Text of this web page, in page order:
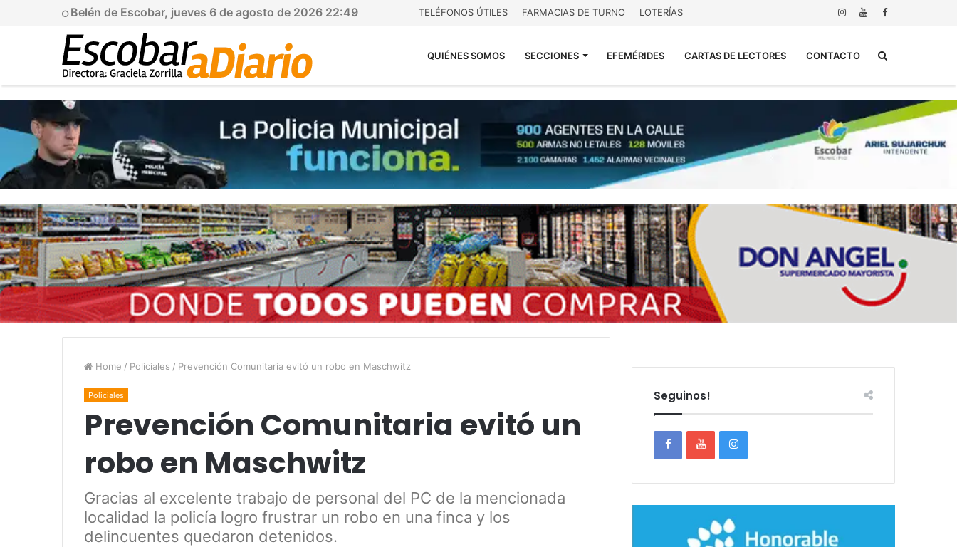
Belén de Escobar, jueves 6 de agosto de 2026 22:49 TELÉFONOS ÚTILES FARMACIAS DE TURNO LOTERÍAS
QUIÉNES SOMOS SECCIONES EFEMÉRIDES CARTAS DE LECTORES CONTACTO
Home / Policiales / Prevención Comunitaria evitó un robo en Maschwitz
Policiales
Prevención Comunitaria evitó un
robo en Maschwitz
Gracias al excelente trabajo de personal del PC de la mencionada
localidad la policía logro frustrar un robo en una finca y los
delincuentes quedaron detenidos.
Seguinos!